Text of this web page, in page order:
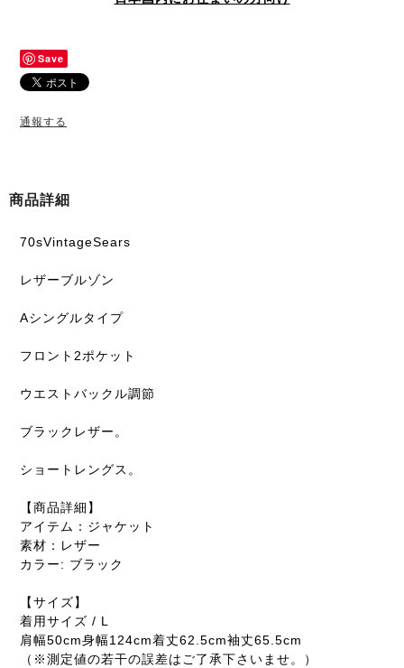
Save
通報する
商品詳細
70sVintageSears
レザーブルゾン
Aシングルタイプ
フロント2ポケット
ウエストバックル調節
ブラックレザー。
ショートレングス。
【商品詳細】
アイテム：ジャケット
素材：レザー
カラー: ブラック
【サイズ】
着用サイズ / L
肩幅50cm身幅124cm着丈62.5cm袖丈65.5cm
（※測定値の若干の誤差はご了承下さいませ。）